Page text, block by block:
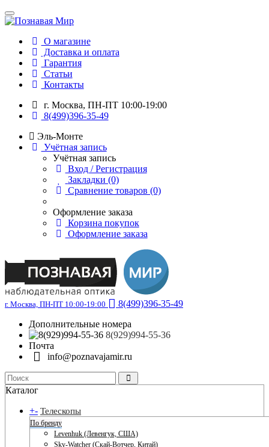
О магазине
Доставка и оплата
Гарантия
Статьи
Контакты
г. Москва, ПН-ПТ 10:00-19:00
8(499)396-35-49
Эль-Монте
Учётная запись
Учётная запись
Вход / Регистрация
Закладки (0)
Сравнение товаров (0)
Оформление заказа
Корзина покупок
Оформление заказа
г. Москва, ПН-ПТ 10:00-19:00
8(499)396-35-49
Дополнительные номера
8(929)994-55-36
Почта
info@poznavajamir.ru
Каталог
+- Телескопы
По бренду
Levenhuk (Левенгук, США)
Sky-Watcher (Скай-Вотчер, Китай)